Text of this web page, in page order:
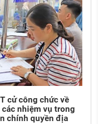
cử công chức về
nhiệm vụ trong
chính quyền địa